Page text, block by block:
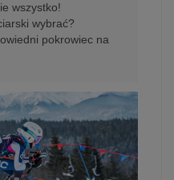
wszystko!
wybrać?
pokrowiec na